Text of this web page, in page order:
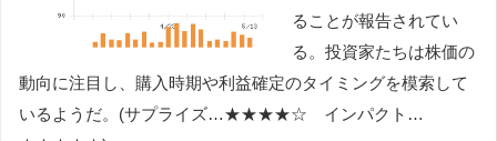
ることが報告されてい
る。投資家たちは株価の
動向に注目し、購入時期や利益確定のタイミングを模索して
いるようだ。(サプライズ…★★★★☆ インパクト…